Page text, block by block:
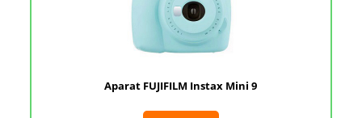
Aparat FUJIFILM Instax Mini 9